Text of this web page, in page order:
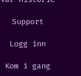
Support
Logg inn
Kom i gang